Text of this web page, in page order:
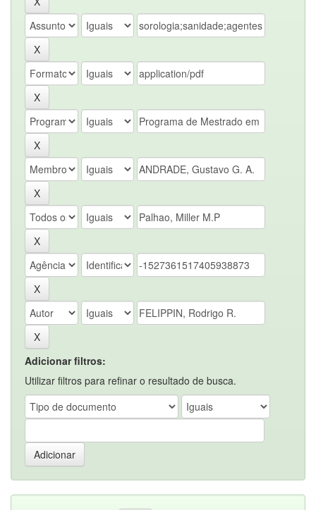
Adicionar filtros:
Utilizar filtros para refinar o resultado de busca.